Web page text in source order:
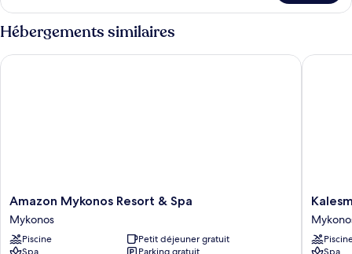
View
Suite
with
Private
le
type
de
Ethereum
Hébergements similaires
Amazon
Mykonos
Resort
&
Amazon Mykonos Resort & Spa
Mykonos
Piscine
Petit déjeuner gratuit
Amazon Mykonos Resort & Spa
Kalesma